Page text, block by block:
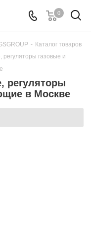
0
- Каталог товаров
газовые и
регуляторы
в Москве